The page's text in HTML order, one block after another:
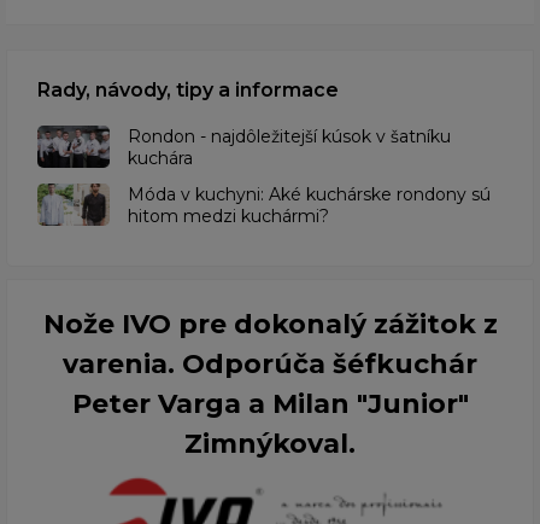
Rady, návody, tipy a informace
Rondon - najdôležitejší kúsok v šatníku
kuchára
​Móda v kuchyni: Aké kuchárske rondony sú
hitom medzi kuchármi?
Nože IVO pre dokonalý zážitok z
varenia. Odporúča šéfkuchár
Peter Varga a Milan "Junior"
Zimnýkoval.